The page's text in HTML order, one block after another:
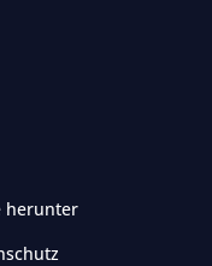
herunter